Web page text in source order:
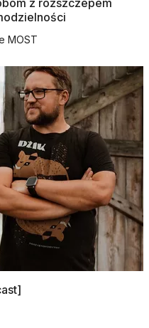
MOST